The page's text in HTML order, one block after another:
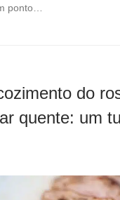
ponto…
do
quente: um